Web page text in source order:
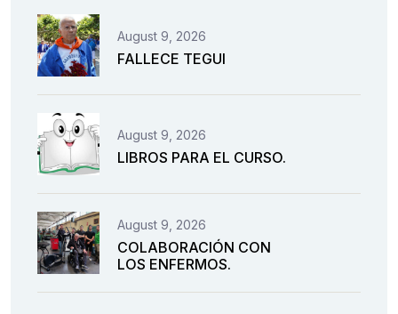
August 9, 2026
FALLECE TEGUI
August 9, 2026
LIBROS PARA EL CURSO.
August 9, 2026
COLABORACIÓN CON
LOS ENFERMOS.